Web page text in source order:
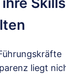
liegt